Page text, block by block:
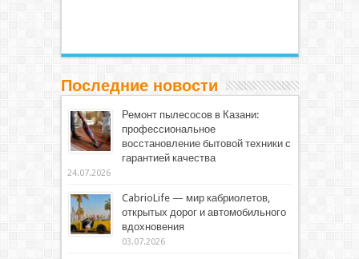
Последние новости
Ремонт пылесосов в Казани:
профессиональное
восстановление бытовой техники с
гарантией качества
24.07.2026
CabrioLife — мир кабриолетов,
открытых дорог и автомобильного
вдохновения
03.07.2026